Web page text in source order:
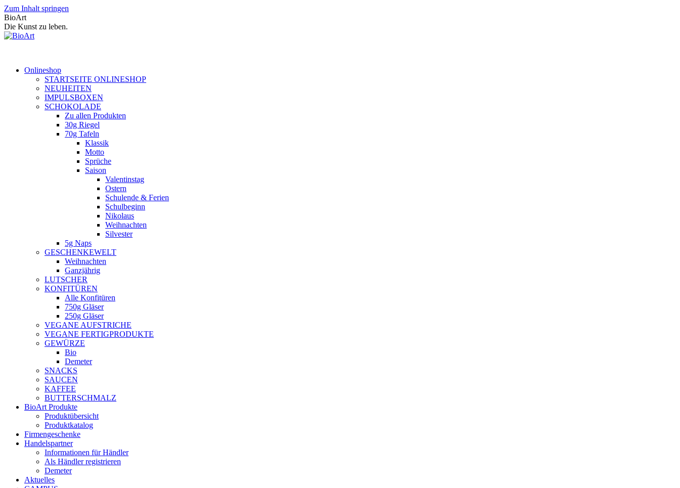
Zum Inhalt springen
BioArt
Die Kunst zu leben.
Onlineshop
STARTSEITE ONLINESHOP
NEUHEITEN
IMPULSBOXEN
SCHOKOLADE
Zu allen Produkten
30g Riegel
70g Tafeln
Klassik
Motto
Sprüche
Saison
Valentinstag
Ostern
Schulende & Ferien
Schulbeginn
Nikolaus
Weihnachten
Silvester
5g Naps
GESCHENKEWELT
Weihnachten
Ganzjährig
LUTSCHER
KONFITÜREN
Alle Konfitüren
750g Gläser
250g Gläser
VEGANE AUFSTRICHE
VEGANE FERTIGPRODUKTE
GEWÜRZE
Bio
Demeter
SNACKS
SAUCEN
KAFFEE
BUTTERSCHMALZ
BioArt Produkte
Produktübersicht
Produktkatalog
Firmengeschenke
Handelspartner
Informationen für Händler
Als Händler registrieren
Demeter
Aktuelles